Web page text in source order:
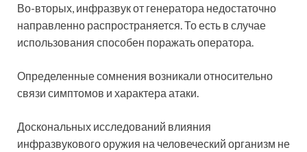
Во-вторых, инфразвук от генератора недостаточно
направленно распространяется. То есть в случае
использования способен поражать оператора.
Определенные сомнения возникали относительно
связи симптомов и характера атаки.
Доскональных исследований влияния
инфразвукового оружия на человеческий организм не